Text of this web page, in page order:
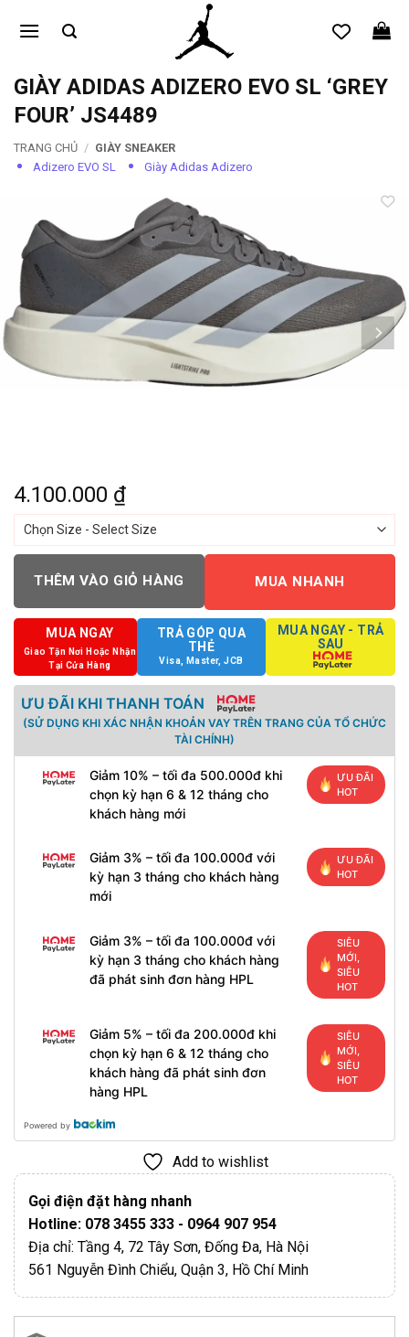
qua
dungGIÀY ADIDAS ADIZERO EVO SL ‘GREY
FOUR’ JS4489
TRANG CHỦ / GIÀY SNEAKER
Adizero EVO SL
Giày Adidas Adizero
4.100.000 ₫
THÊM VÀO GIỎ HÀNG MUA NHANH
MUA NGAY
Giao Tận Nơi Hoặc Nhận
Tại Cửa Hàng
TRẢ GÓP QUA
THẺ
Visa, Master, JCB
MUA NGAY - TRẢ
SAU
ƯU ĐÃI KHI THANH TOÁN
(SỬ DỤNG KHI XÁC NHẬN KHOẢN VAY TRÊN TRANG CỦA TỔ CHỨC
TÀI CHÍNH)
Giảm 10% – tối đa 500.000đ khi
chọn kỳ hạn 6 & 12 tháng cho
khách hàng mới
ƯU ĐÃI
HOT
Giảm 3% – tối đa 100.000đ với
kỳ hạn 3 tháng cho khách hàng
mới
ƯU ĐÃI
HOT
Giảm 3% – tối đa 100.000đ với
kỳ hạn 3 tháng cho khách hàng
đã phát sinh đơn hàng HPL
SIÊU
MỚI,
SIÊU
HOT
Giảm 5% – tối đa 200.000đ khi
chọn kỳ hạn 6 & 12 tháng cho
khách hàng đã phát sinh đơn
hàng HPL
SIÊU
MỚI,
SIÊU
HOT
Powered by
Add to wishlist
Gọi điện đặt hàng nhanh
Hotline: 078 3455 333 - 0964 907 954
Địa chỉ: Tầng 4, 72 Tây Sơn, Đống Đa, Hà Nội
561 Nguyễn Đình Chiểu, Quận 3, Hồ Chí Minh